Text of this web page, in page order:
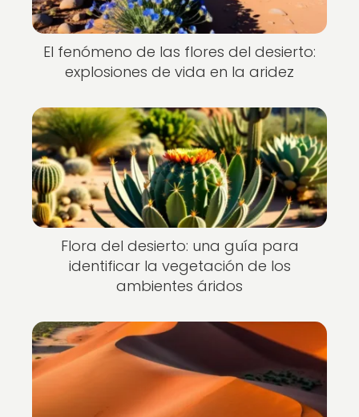
El fenómeno de las flores del desierto:
explosiones de vida en la aridez
Flora del desierto: una guía para
identificar la vegetación de los
ambientes áridos